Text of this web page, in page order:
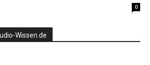
0
Wissen.de